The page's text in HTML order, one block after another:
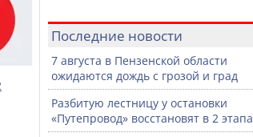
Последние новости
7 августа в Пензенской области
ожидаются дождь с грозой и град
Разбитую лестницу у остановки
«Путепровод» восстановят в 2 этапа